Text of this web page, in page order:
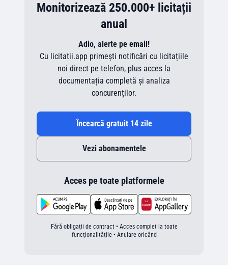
Monitorizează 250.000+ licitații
anual
Adio, alerte pe email!
Cu licitatii.app primești notificări cu licitațiile
noi direct pe telefon, plus acces la
documentația completă și analiza
concurenților.
Încearcă gratuit 14 zile
Vezi abonamentele
Acces pe toate platformele
Fără obligații de contract • Acces complet la toate
funcționalitățile • Anulare oricând